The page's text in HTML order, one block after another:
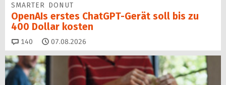
SMARTER DONUT
OpenAIs erstes ChatGPT-Gerät soll bis zu
400 Dollar kosten
140 Kommentare
07.08.2026